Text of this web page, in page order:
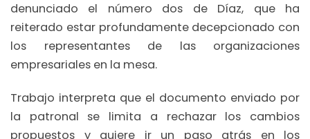
denunciado el número dos de Díaz, que ha
reiterado estar profundamente decepcionado con
los representantes de las organizaciones
empresariales en la mesa.
Trabajo interpreta que el documento enviado por
la patronal se limita a rechazar los cambios
propuestos y quiere ir un paso atrás en los